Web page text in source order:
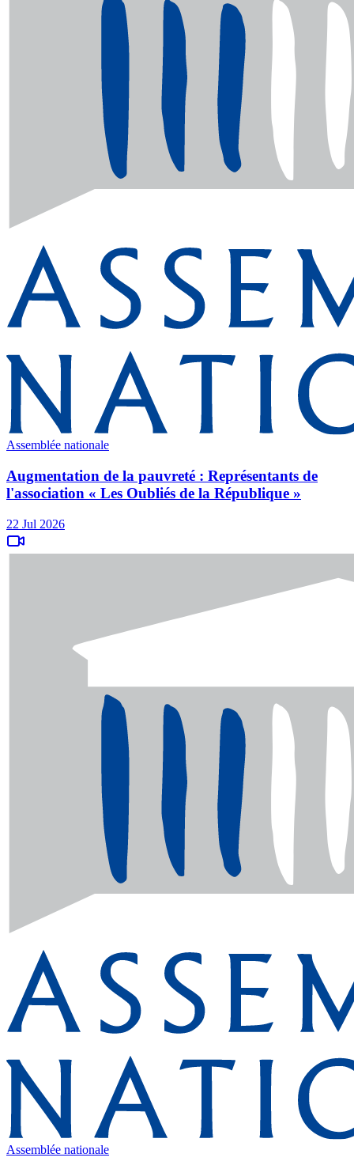
Assemblée nationale
Augmentation de la pauvreté : Représentants de
l'association « Les Oubliés de la République »
22 Jul 2026
Assemblée nationale